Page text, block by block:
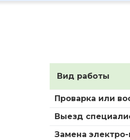
Вид работы
Проварка или
Выезд
Замена